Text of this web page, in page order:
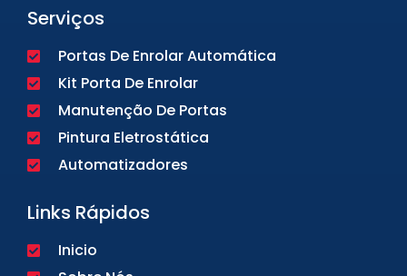
Serviços
Portas De Enrolar Automática
Kit Porta De Enrolar
Manutenção De Portas
Pintura Eletrostática
Automatizadores
Links Rápidos
Inicio